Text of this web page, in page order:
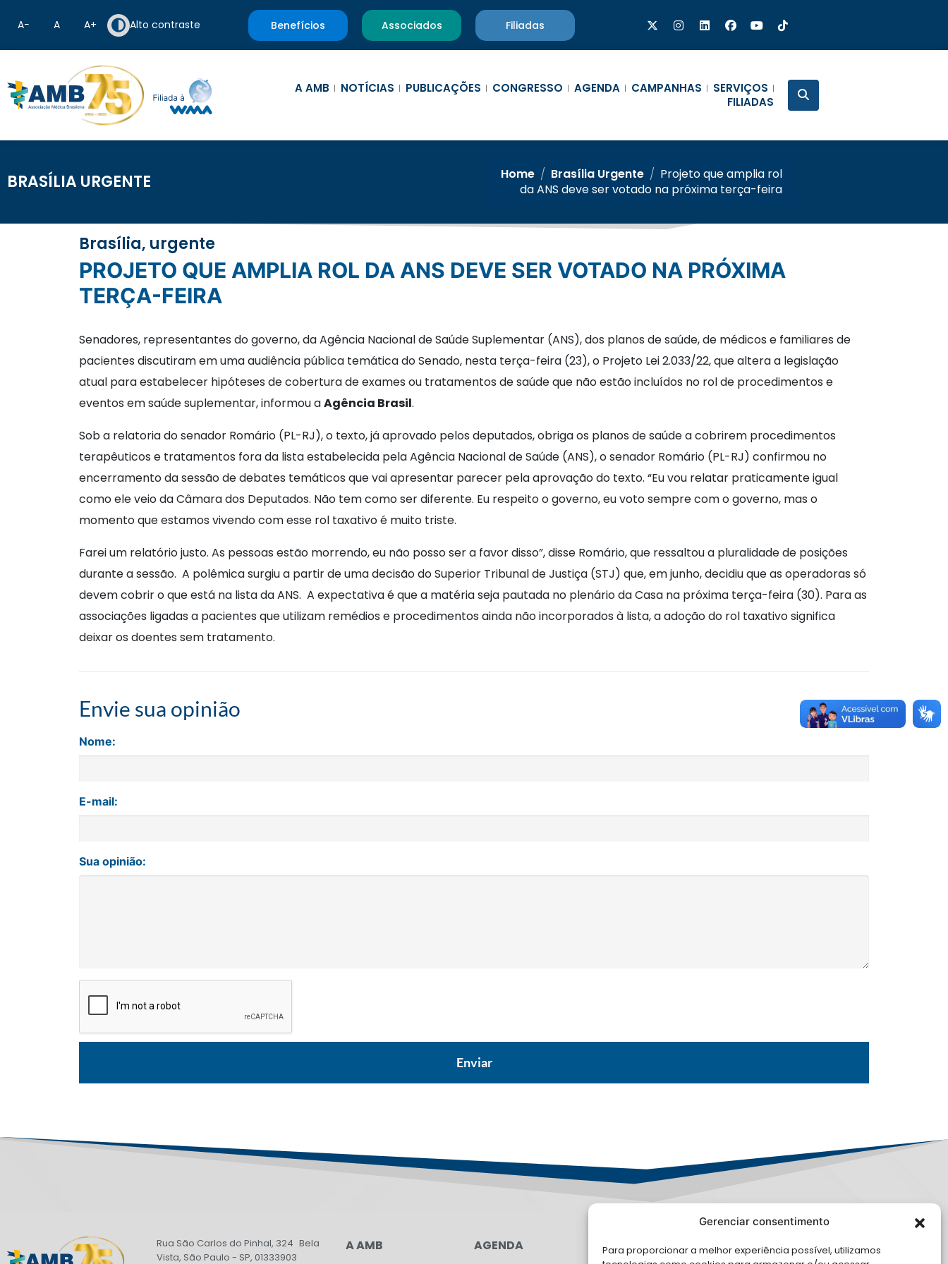
Gerenciar consentimento
Para proporcionar a melhor experiência possível, utilizamos
A− A A+ Alto contraste Benefícios Associados Filiadas
A AMB NOTÍCIAS PUBLICAÇÕES CONGRESSO AGENDA CAMPANHAS
SERVIÇOS
FILIADAS
BRASÍLIA URGENTE Home / Brasília Urgente / Projeto que amplia rol
da ANS deve ser votado na próxima terça-feira
Brasília, urgente
PROJETO QUE AMPLIA ROL DA ANS DEVE SER VOTADO NA PRÓXIMA
TERÇA-FEIRA
Senadores, representantes do governo, da Agência Nacional de Saúde Suplementar (ANS), dos planos de saúde, de médicos e familiares de
pacientes discutiram em uma audiência pública temática do Senado, nesta terça-feira (23), o Projeto Lei 2.033/22, que altera a legislação
atual para estabelecer hipóteses de cobertura de exames ou tratamentos de saúde que não estão incluídos no rol de procedimentos e
eventos em saúde suplementar, informou aAgência Brasil.
Sob a relatoria do senador Romário (PL-RJ), o texto, já aprovado pelos deputados, obriga os planos de saúde a cobrirem procedimentos
terapêuticos e tratamentos fora da lista estabelecida pela Agência Nacional de Saúde (ANS), o senador Romário (PL-RJ) confirmou no
encerramento da sessão de debates temáticos que vai apresentar parecer pela aprovação do texto. “Eu vou relatar praticamente igual
como ele veio da Câmara dos Deputados. Não tem como ser diferente. Eu respeito o governo, eu voto sempre com o governo, mas o
momento que estamos vivendo com esse rol taxativo é muito triste.
Farei um relatório justo. As pessoas estão morrendo, eu não posso ser a favor disso”, disse Romário, que ressaltou a pluralidade de posições
durante a sessão. A polêmica surgiu a partir de uma decisão do Superior Tribunal de Justiça (STJ) que, em junho, decidiu que as operadoras só
devem cobrir o que está na lista da ANS. A expectativa é que a matéria seja pautada no plenário da Casa na próxima terça-feira (30). Para as
associações ligadas a pacientes que utilizam remédios e procedimentos ainda não incorporados à lista, a adoção do rol taxativo significa
deixar os doentes sem tratamento.
Envie sua opinião
Nome:
E-mail:
Sua opinião:
Rua São Carlos do Pinhal, 324 Bela
Vista, São Paulo - SP, 01333903
A AMB AGENDA
LGPD